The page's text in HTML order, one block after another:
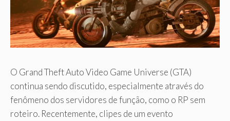
O Grand Theft Auto Video Game Universe (GTA)
continua sendo discutido, especialmente através do
fenômeno dos servidores de função, como o RP sem
roteiro. Recentemente, clipes de um evento